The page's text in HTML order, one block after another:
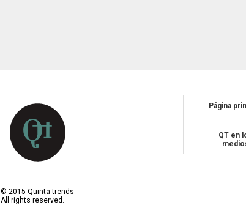
©2015 Quinta trends
All rights reserved.
Página
QT en